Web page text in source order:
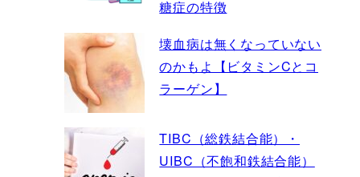
糖症の特徴
壊血病は無くなっていない
のかもよ【ビタミンCとコ
ラーゲン】
TIBC（総鉄結合能）・
UIBC（不飽和鉄結合能）